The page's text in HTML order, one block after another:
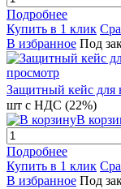
Подробнее
Купить в 1 клик
В избранное Под
просмотр
Защитный кейс для
шт с НДС (22%)
В
Подробнее
Купить в 1 клик
В избранное Под